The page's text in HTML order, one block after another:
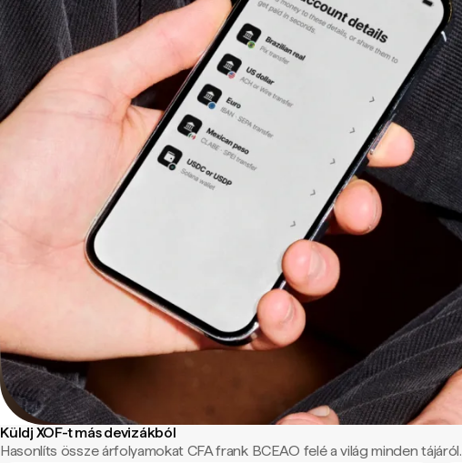
Küldj XOF-t más devizákból
Hasonlíts össze árfolyamokat CFA frank BCEAO felé a világ minden tájáról.